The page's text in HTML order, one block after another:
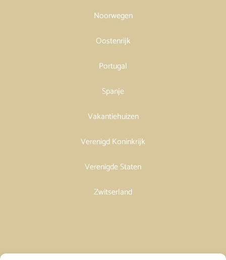
Noorwegen
Oostenrijk
Portugal
Spanje
Vakantiehuizen
Verenigd Koninkrijk
Verenigde Staten
Zwitserland